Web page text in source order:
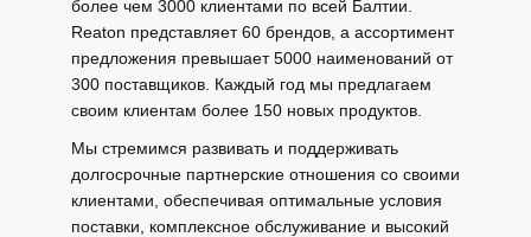
более чем 3000 клиентами по всей Балтии.
Reaton представляет 60 брендов, а ассортимент
предложения превышает 5000 наименований от
300 поставщиков. Каждый год мы предлагаем
своим клиентам более 150 новых продуктов.
Мы стремимся развивать и поддерживать
долгосрочные партнерские отношения со своими
клиентами, обеспечивая оптимальные условия
поставки, комплексное обслуживание и высокий